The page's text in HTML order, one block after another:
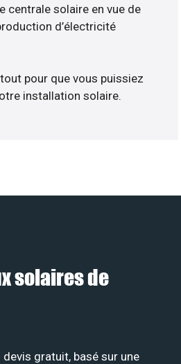
centrale solaire en vue de
d’électricité
pour que vous puissiez
installation solaire.
solaires de
devis gratuit, basé sur une